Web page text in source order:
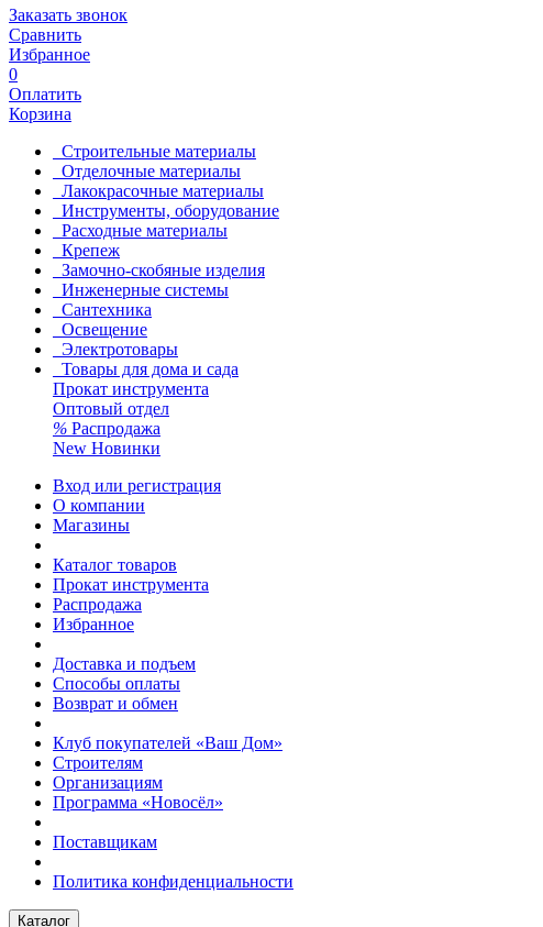
Заказать звонок
Сравнить
Избранное
0
Оплатить
Корзина
Строительные материалы
Отделочные материалы
Лакокрасочные материалы
Инструменты, оборудование
Расходные материалы
Крепеж
Замочно-скобяные изделия
Инженерные системы
Сантехника
Освещение
Электротовары
Товары для дома и сада
Прокат инструмента
Оптовый отдел
% Распродажа
New Новинки
Вход или регистрация
О компании
Магазины
Каталог товаров
Прокат инструмента
Распродажа
Избранное
Доставка и подъем
Способы оплаты
Возврат и обмен
Клуб покупателей «Ваш Дом»
Строителям
Организациям
Программа «Новосёл»
Поставщикам
Политика конфиденциальности
Каталог